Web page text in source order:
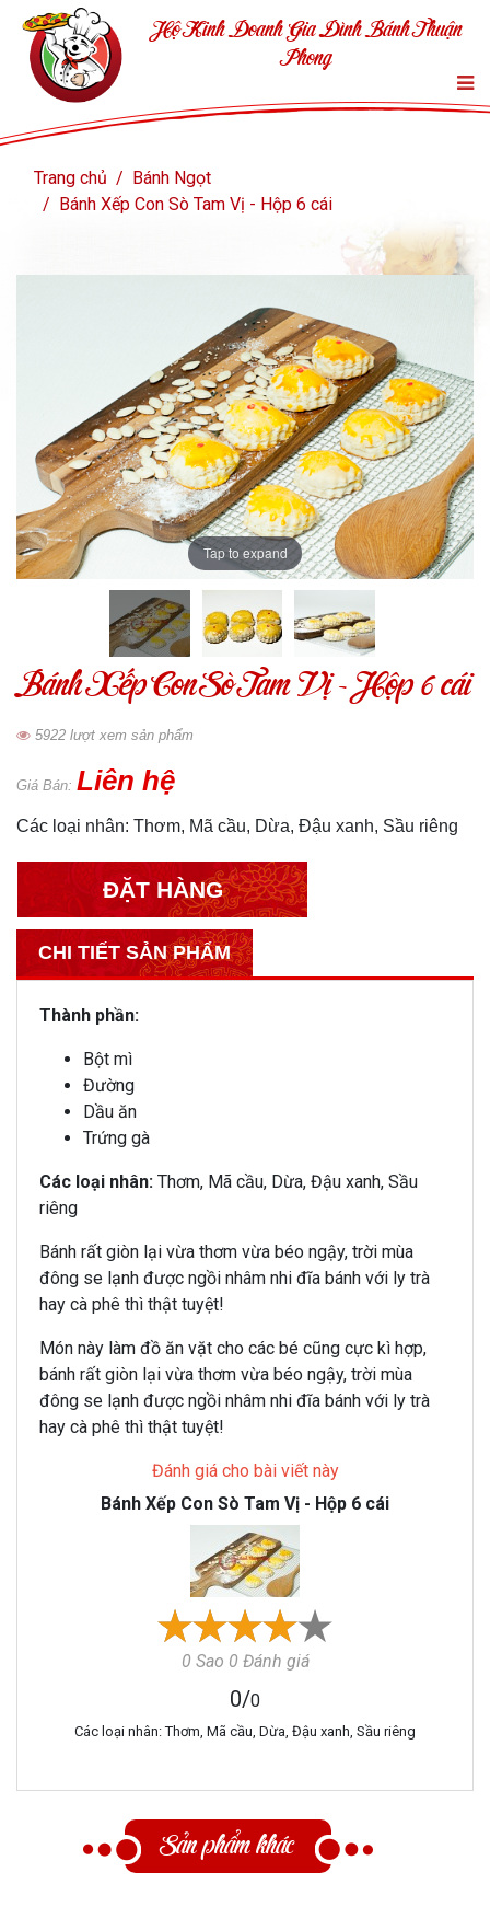
Hộ Kinh Doanh Gia Đình Bánh Thuận
Phong
Trang chủ
Bánh Ngọt
Bánh Xếp Con Sò Tam Vị - Hộp 6 cái
Tap to expand
Bánh Xếp Con Sò Tam Vị - Hộp 6 cái
5922 lượt xem sản phẩm
Giá Bán: Liên hệ
Các loại nhân: Thơm, Mã cầu, Dừa, Đậu xanh, Sầu riêng
ĐẶT HÀNG
CHI TIẾT SẢN PHẨM
Thành phần:
Bột mì
Đường
Dầu ăn
Trứng gà
Các loại nhân: Thơm, Mã cầu, Dừa, Đậu xanh, Sầu
riêng
Bánh rất giòn lại vừa thơm vừa béo ngậy, trời mùa
đông se lạnh được ngồi nhâm nhi đĩa bánh với ly trà
hay cà phê thì thật tuyệt!
Món này làm đồ ăn vặt cho các bé cũng cực kì hợp,
bánh rất giòn lại vừa thơm vừa béo ngậy, trời mùa
đông se lạnh được ngồi nhâm nhi đĩa bánh với ly trà
hay cà phê thì thật tuyệt!
Đánh giá cho bài viết này
Bánh Xếp Con Sò Tam Vị - Hộp 6 cái
0 Sao 0 Đánh giá
0/0
Các loại nhân: Thơm, Mã cầu, Dừa, Đậu xanh, Sầu riêng
Sản phẩm khác